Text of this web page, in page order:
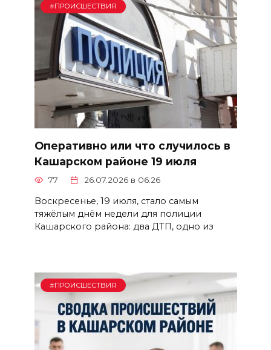
#ПРОИСШЕСТВИЯ
Оперативно или что случилось в
Кашарском районе 19 июля
77 26.07.2026 в 06:26
Воскресенье, 19 июля, стало самым
тяжёлым днём недели для полиции
Кашарского района: два ДТП, одно из
#ПРОИСШЕСТВИЯ